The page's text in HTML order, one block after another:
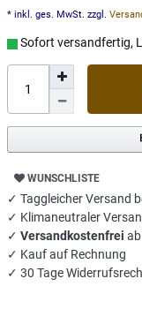
* inkl. ges. MwSt. zzgl.
Sofort versandfertig,
WUNSCHLISTE
✓ Taggleicher Versand
✓ Klimaneutraler
✓ Versandkostenfrei
✓ Kauf auf Rechnung
✓ 30 Tage